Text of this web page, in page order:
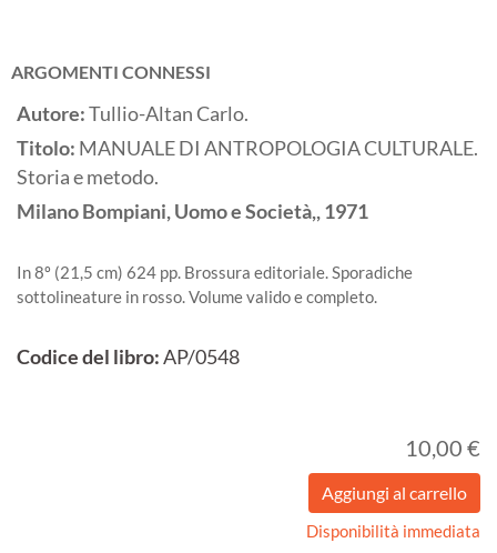
ARGOMENTI CONNESSI
Autore:Tullio-Altan Carlo.
Titolo: MANUALE DI ANTROPOLOGIA CULTURALE.
Storia e metodo.
MilanoBompiani, Uomo e Società,,1971
In 8º (21,5 cm) 624 pp. Brossura editoriale. Sporadiche
sottolineature in rosso. Volume valido e completo.
Codice del libro:AP/0548
10,00 €
Disponibilità immediata